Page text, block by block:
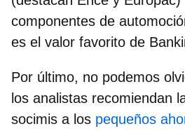
componentes de
es el valor favorito de
Por último, no podemos
los analistas recomiendan
socimis a los pequeños